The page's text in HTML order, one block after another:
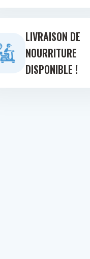
LIVRAISON DE
NOURRITURE
DISPONIBLE !